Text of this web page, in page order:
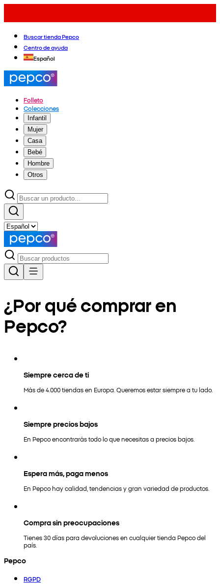
Buscar tienda Pepco
Centro de ayuda
Español
Folleto
Colecciones
Infantil
Mujer
Casa
Bebé
Hombre
Otros
¿Por qué comprar en
Pepco?
Siempre cerca de ti
Más de 4.000 tiendas en Europa. Queremos estar siempre a tu lado.
Siempre precios bajos
En Pepco encontrarás todo lo que necesitas a precios bajos.
Espera más, paga menos
En Pepco hay calidad, tendencias y gran variedad de productos.
Compra sin preocupaciones
Tienes 30 días para devoluciones en cualquier tienda Pepco del
país.
Pepco
RGPD